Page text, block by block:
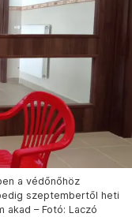
a védőnőhöz
szeptembertől heti
akad – Fotó: Laczó